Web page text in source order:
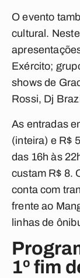
O evento
cultural.
Exército;
shows de
Rossi, Dj
As entradas
(inteira) e R$
das 16h às
custam R$ 8.
conta com
frente ao
linhas de
1º fim